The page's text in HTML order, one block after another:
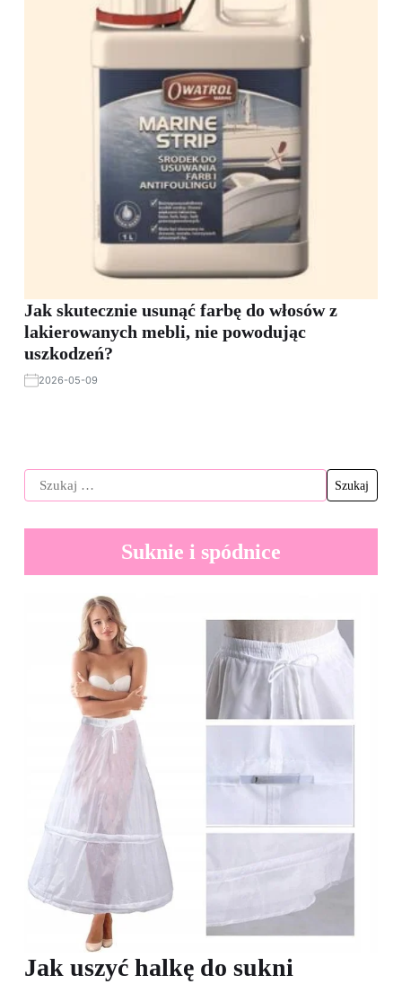
Jak skutecznie usunąć farbę do włosów z
lakierowanych mebli, nie powodując
uszkodzeń?
2026-05-09
Suknie i spódnice
Jak uszyć halkę do sukni